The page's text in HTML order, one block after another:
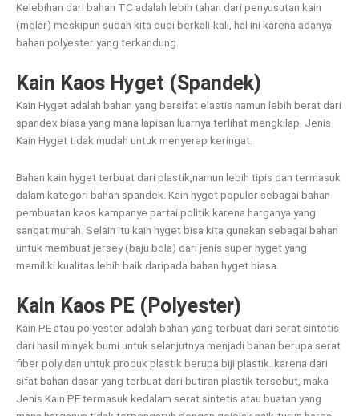
Kelebihan dari bahan TC adalah lebih tahan dari penyusutan kain
(melar) meskipun sudah kita cuci berkali-kali, hal ini karena adanya
bahan polyester yang terkandung.
Kain Kaos Hyget (Spandek)
Kain Hyget adalah bahan yang bersifat elastis namun lebih berat dari
spandex biasa yang mana lapisan luarnya terlihat mengkilap. Jenis
Kain Hyget tidak mudah untuk menyerap keringat.
Bahan kain hyget terbuat dari plastik,namun lebih tipis dan termasuk
dalam kategori bahan spandek. Kain hyget populer sebagai bahan
pembuatan kaos kampanye partai politik karena harganya yang
sangat murah. Selain itu kain hyget bisa kita gunakan sebagai bahan
untuk membuat jersey (baju bola) dari jenis super hyget yang
memiliki kualitas lebih baik daripada bahan hyget biasa.
Kain Kaos PE (Polyester)
Kain PE atau polyester adalah bahan yang terbuat dari serat sintetis
dari hasil minyak bumi untuk selanjutnya menjadi bahan berupa serat
fiber poly dan untuk produk plastik berupa biji plastik. karena dari
sifat bahan dasar yang terbuat dari butiran plastik tersebut, maka
Jenis Kain PE termasuk kedalam serat sintetis atau buatan yang